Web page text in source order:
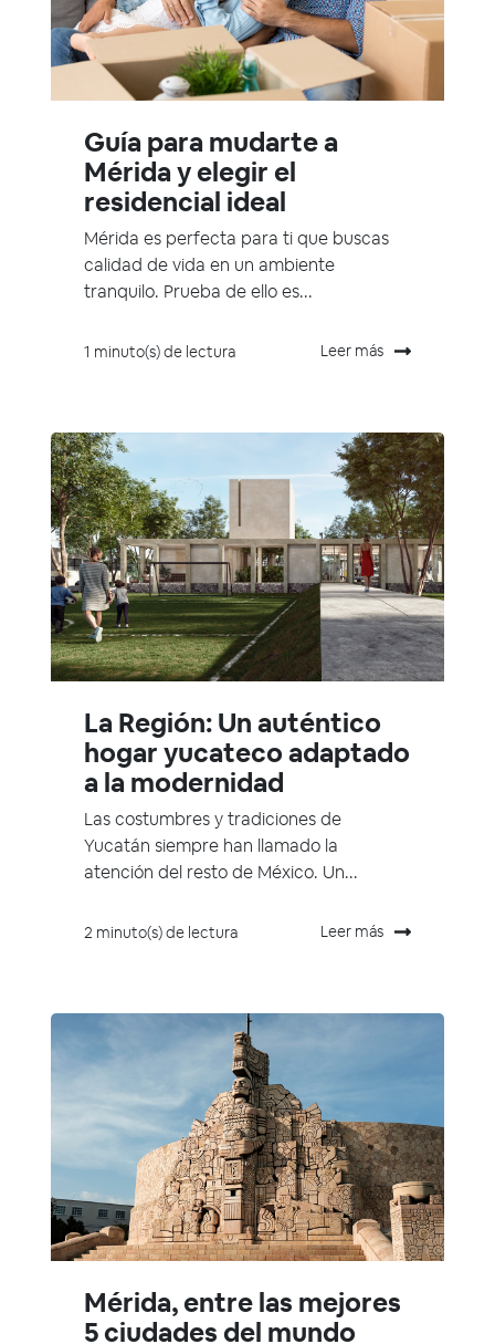
Guía para mudarte a
Mérida y elegir el
residencial ideal
Mérida es perfecta para ti que buscas
calidad de vida en un ambiente
tranquilo. Prueba de ello es...
1 minuto(s) de lectura Leer más
La Región: Un auténtico
hogar yucateco adaptado
a la modernidad
Las costumbres y tradiciones de
Yucatán siempre han llamado la
atención del resto de México. Un...
2 minuto(s) de lectura Leer más
Mérida, entre las mejores
5 ciudades del mundo